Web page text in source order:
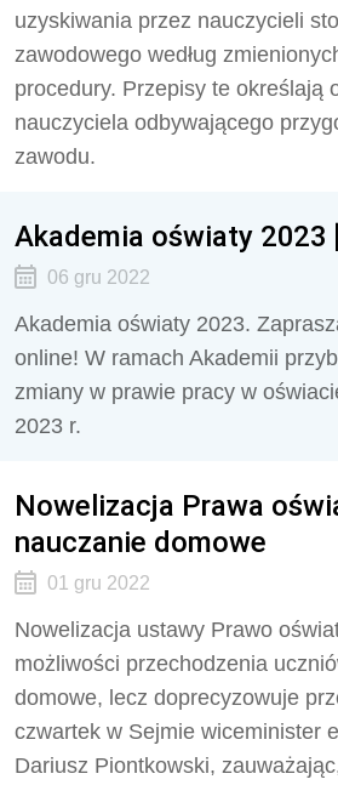
uzyskiwania przez nauczycieli
zawodowego według
procedury. Przepisy te określają
nauczyciela odbywającego
zawodu.
Akademia oświaty 2023
06 gru 2022
Akademia oświaty 2023.
online! W ramach Akademii
zmiany w prawie pracy w
2023 r.
Nowelizacja Prawa
nauczanie domowe
01 gru 2022
Nowelizacja ustawy Prawo
możliwości przechodzenia
domowe, lecz doprecyzowuje
czwartek w Sejmie wiceminister
Dariusz Piontkowski,